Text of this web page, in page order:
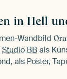
in Hell
Wandbild
Studio BB als
als Poster,